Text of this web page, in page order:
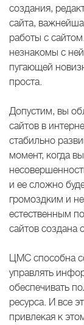
создания,
сайта,
работы с
незнакомы с
пугающей
проста.
Допустим, вы
сайтов в
стабильно
момент, когда
и ее сложно
громоздким и
естественным
сайтов создана
ЦМС способна
управлять
обеспечивать
ресурса. И все
привлекая к